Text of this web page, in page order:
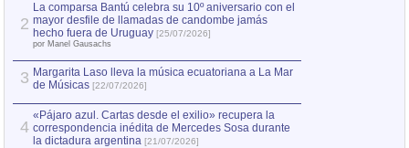
2
La comparsa Bantú celebra su 10º aniversario con el
mayor desfile de llamadas de candombe jamás
hecho fuera de Uruguay [25/07/2026]
por Manel Gausachs
3 Margarita Laso lleva la música ecuatoriana a La Mar
de Músicas [22/07/2026]
4
«Pájaro azul. Cartas desde el exilio» recupera la
correspondencia inédita de Mercedes Sosa durante
la dictadura argentina [21/07/2026]